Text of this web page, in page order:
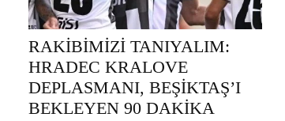
RAKİBİMİZİ TANIYALIM:
HRADEC KRALOVE
DEPLASMANI, BEŞİKTAŞ’I
BEKLEYEN 90 DAKİKA